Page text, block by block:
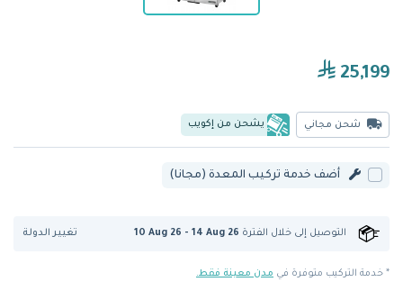
25,199
شحن مجاني يشحن من إكويب
أضف خدمة تركيب المعدة (مجانا)
التوصيل إلى خلال الفترة 10 Aug 26 - 14 Aug 26 تغيير الدولة
* خدمة التركيب متوفرة في مدن معينة فقط.